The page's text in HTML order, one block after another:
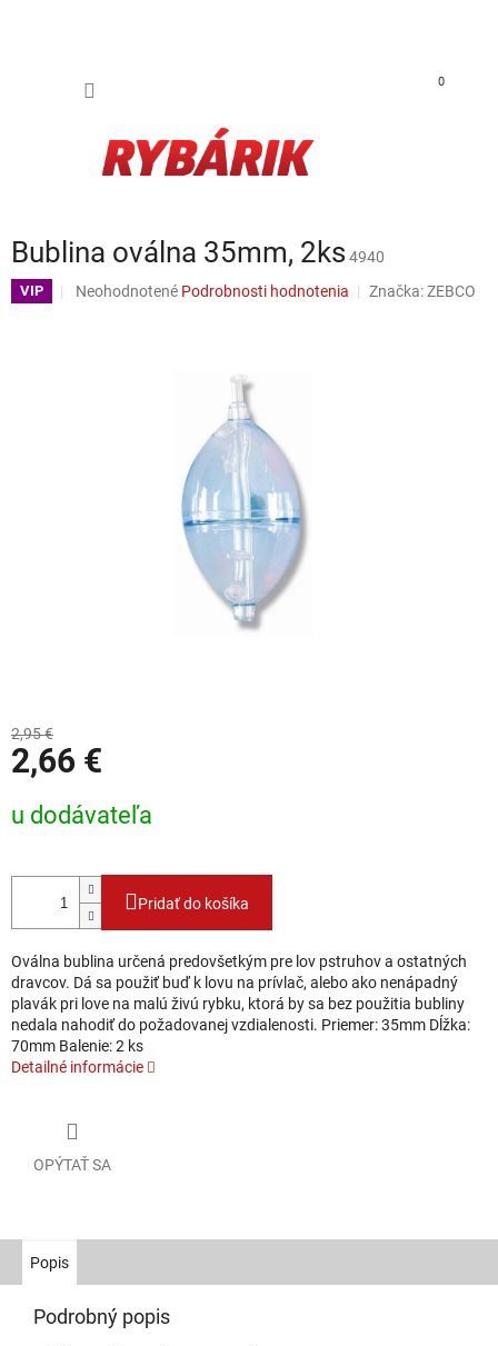
0
Bublina oválna 35mm, 2ks 4940
VIP Priemerné hodnotenie produktu je 0,0 z 5 hviezdičiek.
Neohodnotené Podrobnosti hodnotenia Značka:ZEBCO
2,95 €
2,66 €
u dodávateľa
Pridať do košíka
Oválna bublina určená predovšetkým pre lov pstruhov a ostatných
dravcov. Dá sa použiť buď k lovu na prívlač, alebo ako nenápadný
plavák pri love na malú živú rybku, ktorá by sa bez použitia bubliny
nedala nahodiť do požadovanej vzdialenosti. Priemer: 35mm Dĺžka:
70mm Balenie: 2 ks
Detailné informácie
OPÝTAŤ SA
Popis
Podrobný popis